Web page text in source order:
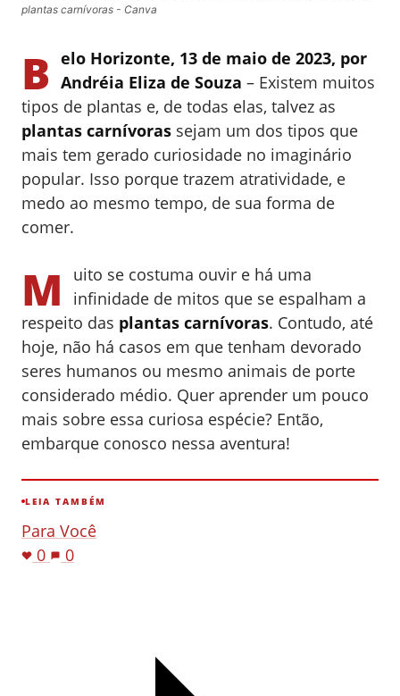
plantas carnívoras - Canva
B elo Horizonte, 13 de maio de 2023, por
Andréia Eliza de Souza – Existem muitos
tipos de plantas e, de todas elas, talvez as
plantas carnívoras sejam um dos tipos que
mais tem gerado curiosidade no imaginário
popular. Isso porque trazem atratividade, e
medo ao mesmo tempo, de sua forma de
comer.
M
uito se costuma ouvir e há uma
infinidade de mitos que se espalham a
respeito das plantas carnívoras. Contudo, até
hoje, não há casos em que tenham devorado
seres humanos ou mesmo animais de porte
considerado médio. Quer aprender um pouco
mais sobre essa curiosa espécie? Então,
embarque conosco nessa aventura!
LEIA TAMBÉM
Para Você
0
0